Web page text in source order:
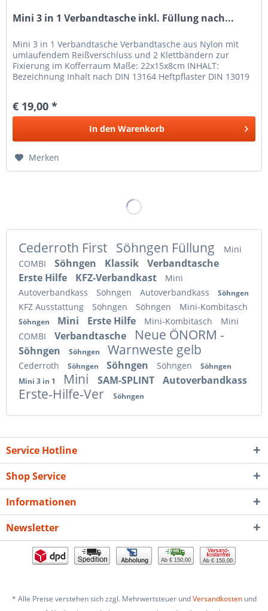
Mini 3 in 1 Verbandtasche inkl. Füllung nach...
Mini 3 in 1 Verbandtasche Verbandtasche aus Nylon mit
umlaufendem Reißverschluss und 2 Klettbändern zur
Fixierung im Kofferraum Maße: 22x15x8cm INHALT:
Bezeichnung Inhalt nach DIN 13164 Heftpflaster DIN 13019
€ 19,00 *
In den Warenkorb
Merken
Cederroth First Söhngen Füllung
Mini
COMBI
Söhngen Klassik
Verbandtasche
Erste Hilfe
KFZ-Verbandkast
Mini
Autoverbandkass
Söhngen Autoverbandkass Söhngen
KFZ Ausstattung Söhngen Söhngen Mini-Kombitasch
Söhngen Mini Erste Hilfe Mini-Kombitasch
Mini
COMBI
Verbandtasche Neue ÖNORM -
Söhngen Söhngen Warnweste gelb
Cederroth Söhngen Söhngen Söhngen
Söhngen
Mini 3 in 1
Mini SAM-SPLINT Autoverbandkass
Erste-Hilfe-Ver Söhngen
Service Hotline
Shop Service
Informationen
Newsletter
Ab € 150,00 Ab € 150,00
* Alle Preise verstehen sich zzgl. Mehrwertsteuer undVersandkostenund